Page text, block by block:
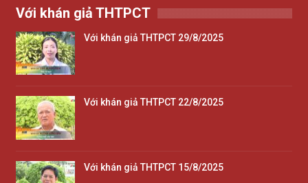
Với khán giả THTPCT
Với khán giả THTPCT 29/8/2025
Với khán giả THTPCT 22/8/2025
Với khán giả THTPCT 15/8/2025